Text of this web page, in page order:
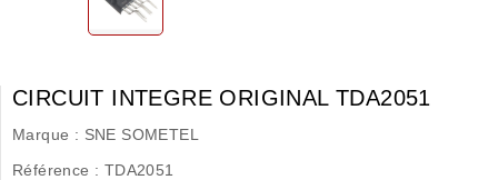
CIRCUIT INTEGRE ORIGINAL TDA2051
Marque : SNE SOMETEL
Référence : TDA2051